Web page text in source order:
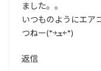
ました。。
いつものようにエ
つねー(*￫ܫ￩*)
返信